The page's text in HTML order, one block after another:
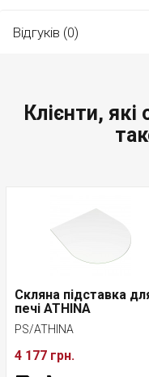
Відгуків (0)
Клієнти,
Скляна підставка
печі ATHINA
PS/ATHINA
4 177 грн.